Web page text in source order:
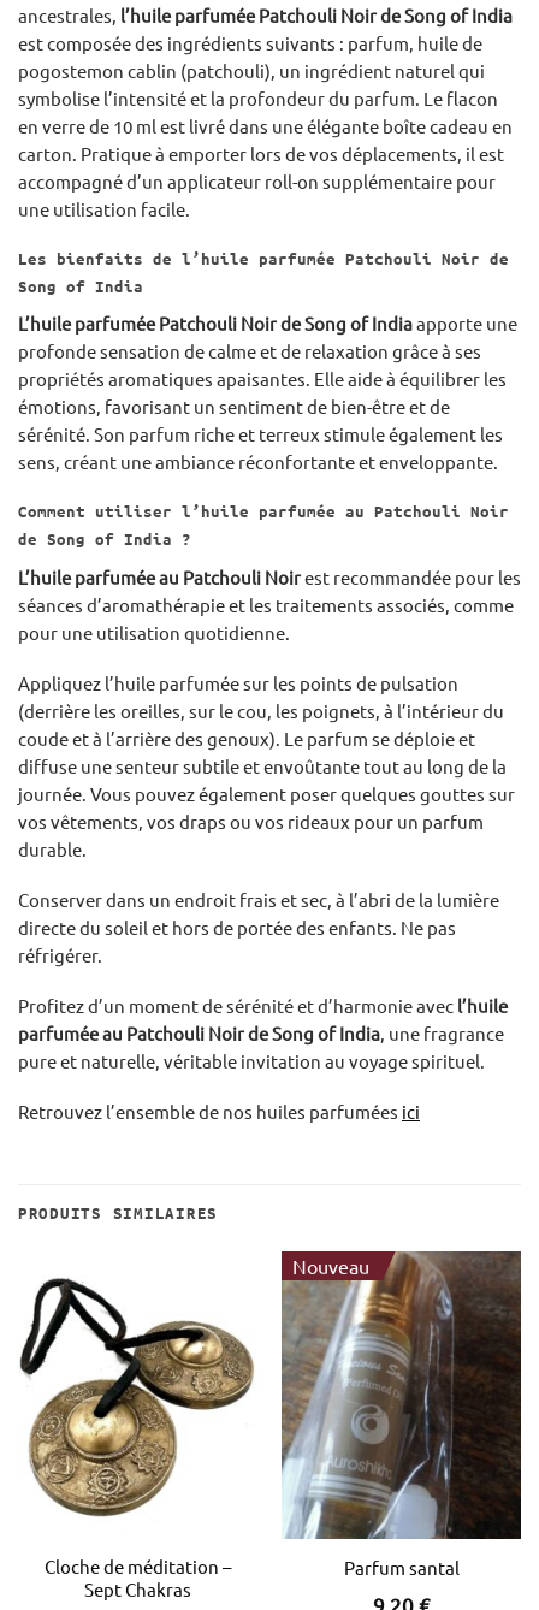
ancestrales, l’huile parfumée Patchouli Noir de Song of India
est composée des ingrédients suivants : parfum, huile de
pogostemon cablin (patchouli), un ingrédient naturel qui
symbolise l’intensité et la profondeur du parfum. Le flacon
en verre de 10 ml est livré dans une élégante boîte cadeau en
carton. Pratique à emporter lors de vos déplacements, il est
accompagné d’un applicateur roll-on supplémentaire pour
une utilisation facile.
Les bienfaits de l’huile parfumée Patchouli Noir de
Song of India
L’huile parfumée Patchouli Noir de Song of Indiaapporte une
profonde sensation de calme et de relaxation grâce à ses
propriétés aromatiques apaisantes. Elle aide à équilibrer les
émotions, favorisant un sentiment de bien-être et de
sérénité. Son parfum riche et terreux stimule également les
sens, créant une ambiance réconfortante et enveloppante.
Comment utiliser l’huile parfumée au Patchouli Noir
de Song of India ?
L’huile parfumée au Patchouli Noirest recommandée pour les
séances d’aromathérapie et les traitements associés, comme
pour une utilisation quotidienne.
Appliquez l’huile parfumée sur les points de pulsation
(derrière les oreilles, sur le cou, les poignets, à l’intérieur du
coude et à l’arrière des genoux). Le parfum se déploie et
diffuse une senteur subtile et envoûtante tout au long de la
journée. Vous pouvez également poser quelques gouttes sur
vos vêtements, vos draps ou vos rideaux pour un parfum
durable.
Conserver dans un endroit frais et sec, à l’abri de la lumière
directe du soleil et hors de portée des enfants. Ne pas
réfrigérer.
Profitez d’un moment de sérénité et d’harmonie avec l’huile
parfumée au Patchouli Noir de Song of India, une fragrance
pure et naturelle, véritable invitation au voyage spirituel.
Retrouvez l’ensemble de nos huiles parfumées ici
PRODUITS SIMILAIRES
Cloche de méditation –
Sept Chakras
Nouveau
Parfum santal
9,20€